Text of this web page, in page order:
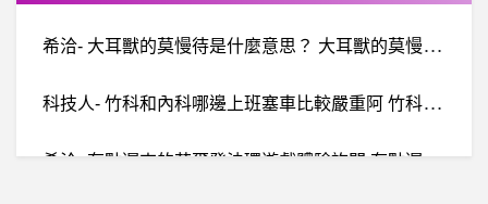
希
洽- 大耳獸的莫慢待是什麼意思？ 大耳獸的莫慢待是什麼意思？
科
技人- 竹科和內科哪邊上班塞車比較嚴重阿 竹科和內科哪邊上班塞車比較嚴重阿
希
洽- 有點遲來的艾爾登法環遊戲體驗詢問 有點遲來的艾爾登法環遊戲體驗詢問